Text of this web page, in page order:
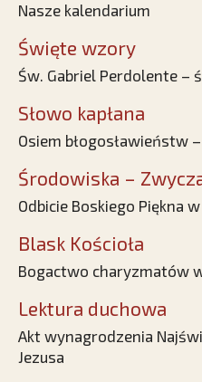
Nasze kalendarium
Święte wzory
Św. Gabriel Perdolente –
Słowo kapłana
Osiem błogosławieństw
Środowiska –
Odbicie Boskiego Piękna
Blask Kościoła
Bogactwo charyzmatów
Lektura duchowa
Akt wynagrodzenia
Jezusa